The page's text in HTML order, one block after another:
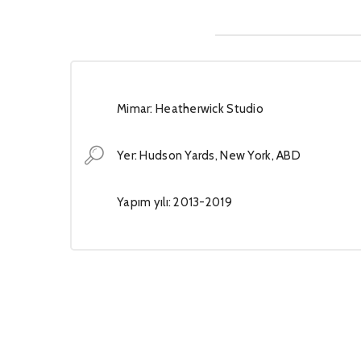
Mimar: Heatherwick Studio
Yer: Hudson Yards, New York, ABD
Yapım yılı: 2013-2019